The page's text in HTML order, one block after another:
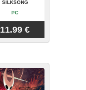
SILKSONG
PC
11.99 €